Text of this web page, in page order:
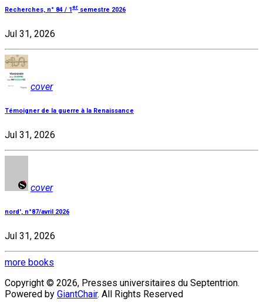
Recherches, n° 84 / 1 er semestre 2026
Jul 31, 2026
cover
Témoigner de la guerre à la Renaissance
Jul 31, 2026
cover
nord', n°87/avril 2026
Jul 31, 2026
more books
Copyright © 2026, Presses universitaires du Septentrion.
Powered by GiantChair. All Rights Reserved